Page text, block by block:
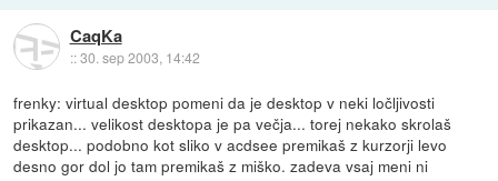
CaqKa
::30. sep 2003, 14:42
frenky: virtual desktop pomeni da je desktop v neki ločljivosti
prikazan... velikost desktopa je pa večja... torej nekako skrolaš
desktop... podobno kot sliko v acdsee premikaš z kurzorji levo
desno gor dol jo tam premikaš z miško. zadeva vsaj meni ni